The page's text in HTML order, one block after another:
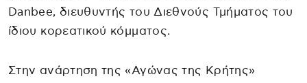
Danbee, διευθυντής του Διεθνούς Τμήματος του
ίδιου κορεατικού κόμματος.
Στην ανάρτηση της «Αγώνας της Κρήτης»